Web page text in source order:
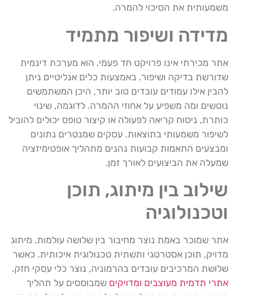
משמעותית את הסיכוי להמרה.
מדידה ושיפור מתמיד
אתר מכירתי אינו פרויקט חד פעמי. הוא מערכת דינמית
שדורשת בדיקה ושיפור. באמצעות כלים אנליטיים ניתן
להבין אילו עמודים עובדים טוב יותר, היכן המשתמשים
נוטשים ומה משפיע על אחוזי ההמרה. לדוגמה, שינוי
כותרת, ניסוח קריאה לפעולה או קיצור טופס יכולים להוביל
לשיפור משמעותי בתוצאות. עסקים שמנטרים נתונים
ומבצעים התאמות קבועות נהנים מתהליך אופטימיזציה
שמעלה את הביצועים לאורך זמן.
שילוב בין מיתוג, תוכן
וטכנולוגיה
אתר שמוכר באמת נוצר מחיבור בין שלושה עולמות. מיתוג
מדויק, תוכן אסטרטגי ותשתית טכנולוגית איכותית. כאשר
שלושת המרכיבים עובדים בהרמוניה, נוצר כלי עסקי חזק.
אתרי תדמית מעוצבים ומדויקים שמבוססים על תהליך